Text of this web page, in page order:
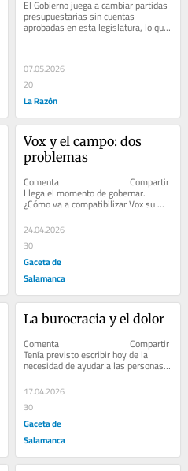
El Gobierno juega a cambiar partidas
presupuestarias sin cuentas
aprobadas en esta legislatura, lo que
obligará a intervenir a los de
07.05.2026
20
La Razón
Vox y el campo: dos
problemas
Comenta                              Compartir
Llega el momento de gobernar.
¿Cómo va a compatibilizar Vox su
apoyo al campo, la...
24.04.2026
30
Gaceta de
Salamanca
La burocracia y el dolor
Comenta                              Compartir
Tenía previsto escribir hoy de la
necesidad de ayudar a las personas
que han sufrido una...
17.04.2026
30
Gaceta de
Salamanca